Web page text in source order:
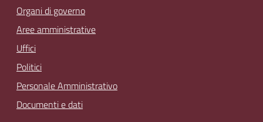
n
e
Tutti
gli
argomenti...
Organi di governo
Aree amministrative
Uffici
Politici
Personale Amministrativo
Documenti e dati